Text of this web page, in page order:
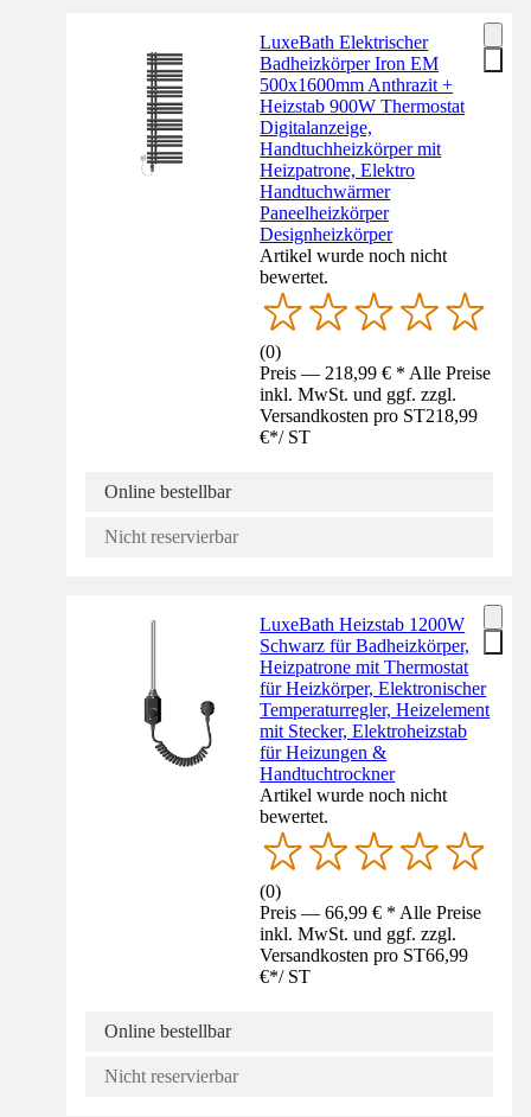
LuxeBath Elektrischer
Badheizkörper Iron EM
500x1600mm Anthrazit +
Heizstab 900W Thermostat
Digitalanzeige,
Handtuchheizkörper mit
Heizpatrone, Elektro
Handtuchwärmer
Paneelheizkörper
Designheizkörper
Artikel wurde noch nicht
bewertet.
(0)
Preis — 218,99 € * Alle Preise
inkl. MwSt. und ggf. zzgl.
Versandkosten pro ST218,99
€*/ ST
Online bestellbar
Nicht reservierbar
LuxeBath Heizstab 1200W
Schwarz für Badheizkörper,
Heizpatrone mit Thermostat
für Heizkörper, Elektronischer
Temperaturregler, Heizelement
mit Stecker, Elektroheizstab
für Heizungen &
Handtuchtrockner
Artikel wurde noch nicht
bewertet.
(0)
Preis — 66,99 € * Alle Preise
inkl. MwSt. und ggf. zzgl.
Versandkosten pro ST66,99
€*/ ST
Online bestellbar
Nicht reservierbar